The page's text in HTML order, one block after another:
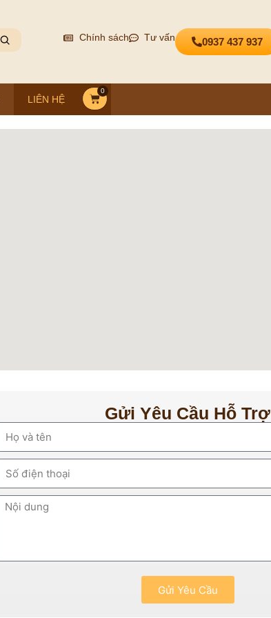
Chính sách Tư vấn 0937 437 937
LIÊN HỆ
0
Gửi Yêu Cầu Hỗ Trợ
Gửi Yêu Cầu